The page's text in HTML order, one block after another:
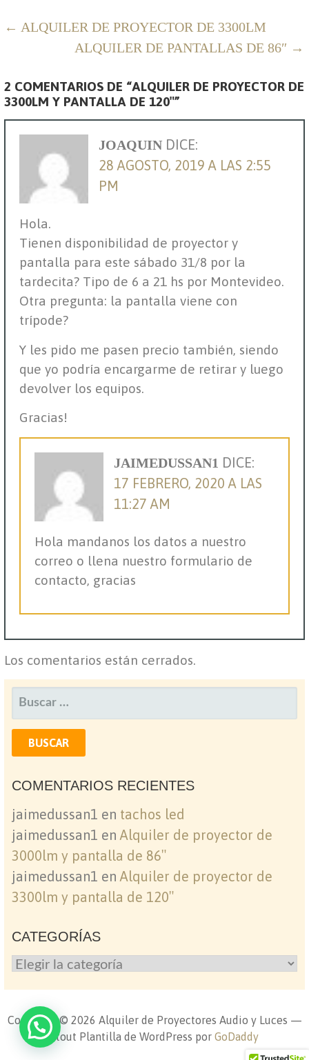
NAVEGACIÓN
← ALQUILER DE PROYECTOR DE 3300LM
ALQUILER DE PANTALLAS DE 86″ →
2 COMENTARIOS DE “ALQUILER DE PROYECTOR DE
3300LM Y PANTALLA DE 120″”
JOAQUIN DICE:
28 AGOSTO, 2019 A LAS 2:55
PM
Hola.
Tienen disponibilidad de proyector y
pantalla para este sábado 31/8 por la
tardecita? Tipo de 6 a 21 hs por Montevideo.
Otra pregunta: la pantalla viene con
trípode?
Y les pido me pasen precio también, siendo
que yo podría encargarme de retirar y luego
devolver los equipos.
Gracias!
JAIMEDUSSAN1 DICE:
17 FEBRERO, 2020 A LAS
11:27 AM
Hola mandanos los datos a nuestro
correo o llena nuestro formulario de
contacto, gracias
Los comentarios están cerrados.
BUSCAR:
COMENTARIOS RECIENTES
jaimedussan1 en tachos led
jaimedussan1 enAlquiler de proyector de
3000lm y pantalla de 86″
jaimedussan1 enAlquiler de proyector de
3300lm y pantalla de 120″
CATEGORÍAS
CATEGORÍAS
Copyright © 2026 Alquiler de Proyectores Audio y Luces —
Stout Plantilla de WordPress por GoDaddy